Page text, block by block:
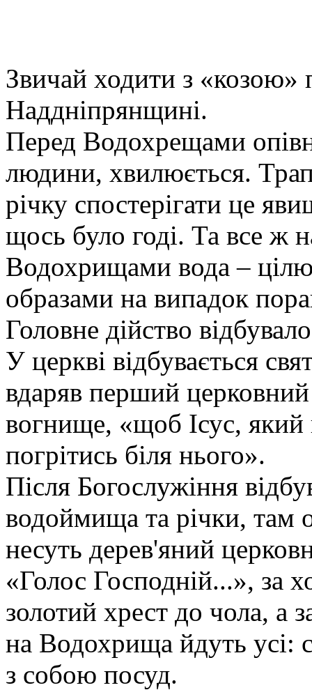
Звичай ходити з
Наддніпрянщині.
Перед Водохрещами
людини, хвилюється.
річку спостерігати це
щось було годі. Та все ж
Водохрищами вода –
образами на випадок
Головне дійство
У церкві відбувається
вдаряв перший церковний
вогнище, «щоб Ісус,
погрітись біля нього».
Після Богослужіння
водоймища та річки, там
несуть дерев'яний
«Голос Господній...», за
золотий хрест до чола, а
на Водохрища йдуть усі:
з собою посуд.